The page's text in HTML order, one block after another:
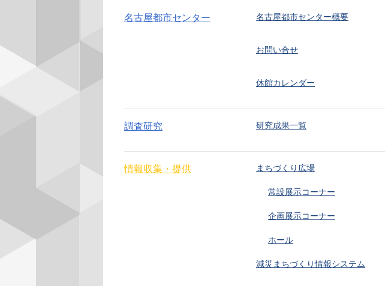
名古屋都市センター 名古屋都市センター概要
お問い合せ
休館カレンダー
調査研究 研究成果一覧
情報収集・提供 まちづくり広場
常設展示コーナー
企画展示コーナー
ホール
減災まちづくり情報システム